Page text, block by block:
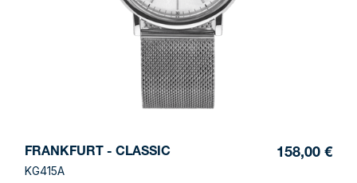
FRANKFURT - CLASSIC
KG415A
158,00 €